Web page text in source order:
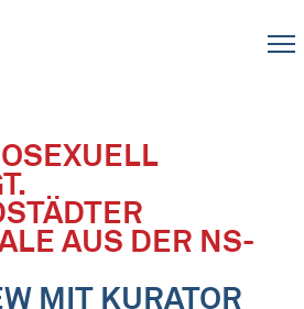
AUS DER NS-
MIT KURATOR